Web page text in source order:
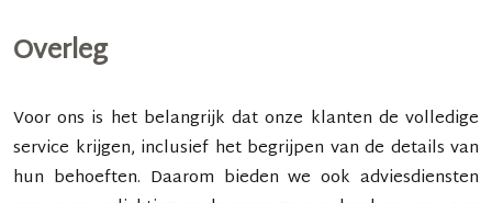
Overleg
Voor ons is het belangrijk dat onze klanten de volledige
service krijgen, inclusief het begrijpen van de details van
hun behoeften. Daarom bieden we ook adviesdiensten